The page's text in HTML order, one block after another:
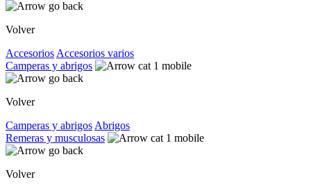
Volver
Accesorios Accesorios varios
Camperas y abrigos
Volver
Camperas y abrigos Abrigos
Remeras y musculosas
Volver